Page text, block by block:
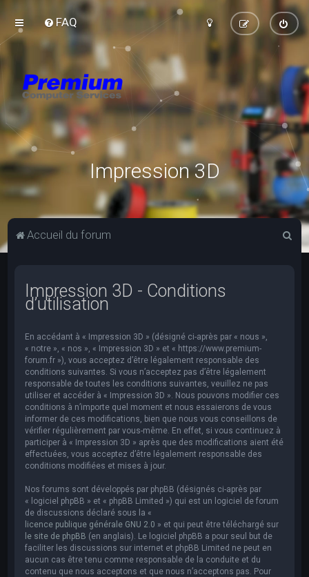
FAQ
Impression 3D
Accueil du forum
Impression 3D - Conditions
d’utilisation
En accédant à « Impression 3D » (désigné ci-après par « nous »,
« notre », « nos », « Impression 3D » et « https://www.premium-
forum.fr »), vous acceptez d’être légalement responsable des
conditions suivantes. Si vous n’acceptez pas d’être légalement
responsable de toutes les conditions suivantes, veuillez ne pas
utiliser et accéder à « Impression 3D ». Nous pouvons modifier ces
conditions à n’importe quel moment et nous essaierons de vous
informer de ces modifications, bien que nous vous conseillons de
vérifier régulièrement par vous-même. En effet, si vous continuez à
participer à « Impression 3D » après que des modifications aient été
effectuées, vous acceptez d’être légalement responsable des
conditions modifiées et mises à jour.
Nos forums sont développés par phpBB (désignés ci-après par
« logiciel phpBB » et « phpBB Limited ») qui est un logiciel de forum
de discussions déclaré sous la «
licence publique générale GNU 2.0 » et qui peut être téléchargé sur
le site de phpBB (en anglais). Le logiciel phpBB a pour seul but de
faciliter les discussions sur internet et phpBB Limited ne peut en
aucun cas être tenu comme responsable de la conduite et du
contenu que nous acceptons et que nous n’acceptons pas. Pour